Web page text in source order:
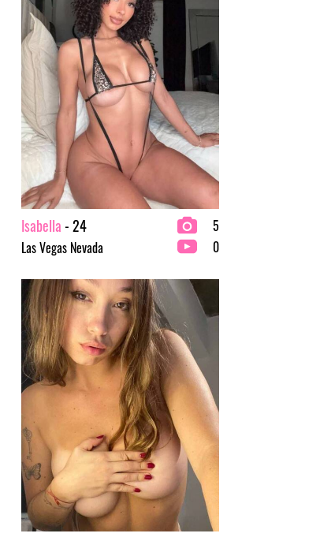
Isabella- 24
Las Vegas Nevada
5
0